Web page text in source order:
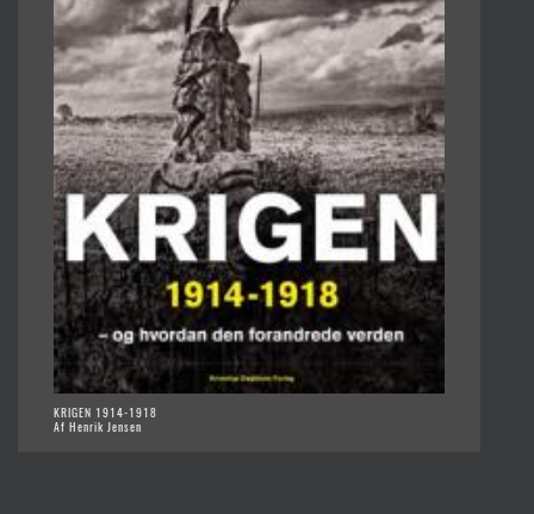
KRIGEN 1914-1918
Af Henrik Jensen